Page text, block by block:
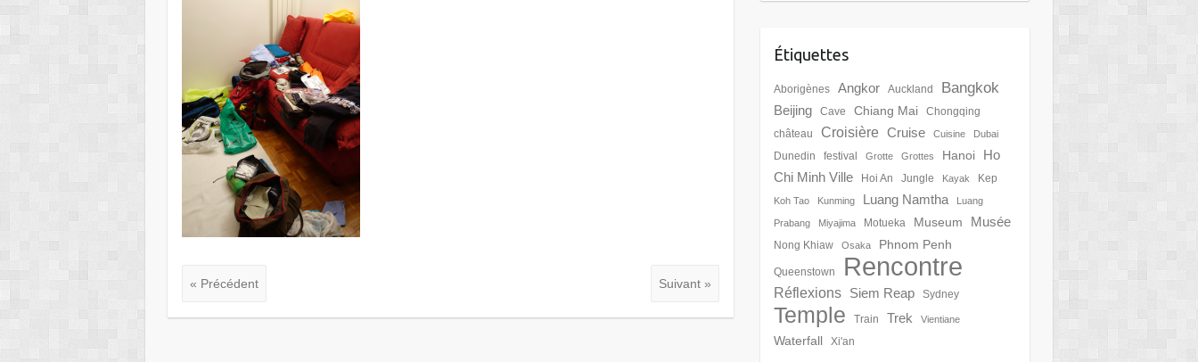
« Précédent Suivant »
Étiquettes
Aborigènes Angkor Auckland Bangkok
Beijing Cave Chiang Mai
Chongqing
château
Croisière Cruise Cuisine Dubai
Dunedin festival Grotte Grottes Hanoi
Ho
Chi Minh Ville
Hoi An Jungle Kayak Kep
Koh Tao Kunming Luang Namtha Luang
Prabang Miyajima Motueka Museum Musée
Nong Khiaw Osaka Phnom Penh
Queenstown Rencontre
Réflexions Siem Reap Sydney
Temple Train Trek Vientiane
Waterfall Xi'an